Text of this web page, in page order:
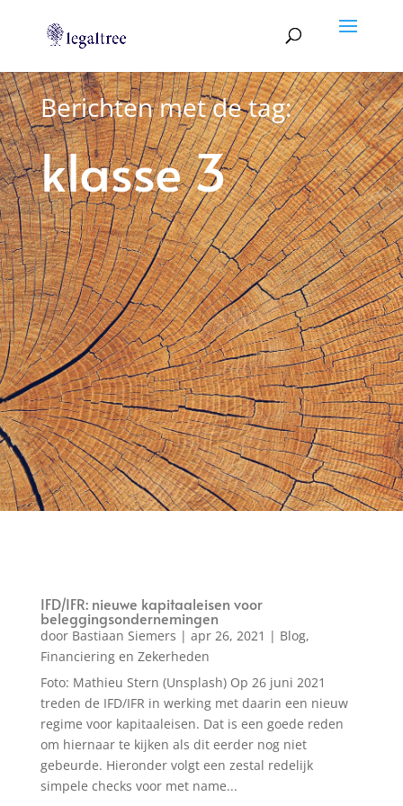
Berichten met de tag:
klasse 3
IFD/IFR: nieuwe kapitaaleisen voor
beleggingsondernemingen
door Bastiaan Siemers | apr 26, 2021 | Blog,
Financiering en Zekerheden
Foto: Mathieu Stern (Unsplash) Op 26 juni 2021
treden de IFD/IFR in werking met daarin een nieuw
regime voor kapitaaleisen. Dat is een goede reden
om hiernaar te kijken als dit eerder nog niet
gebeurde. Hieronder volgt een zestal redelijk
simpele checks voor met name...